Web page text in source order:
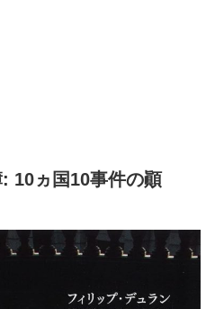
: 10ヵ国10事件の顚